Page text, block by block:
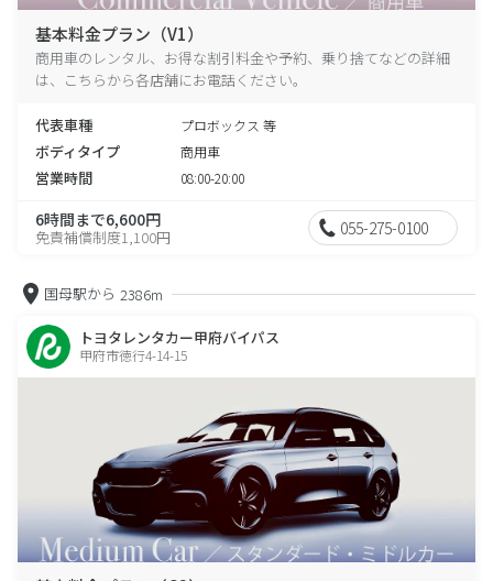
基本料金プラン（V1）
商用車のレンタル、お得な割引料金や予約、乗り捨てなどの詳細
は、こちらから各店舗にお電話ください。
代表車種 プロボックス 等
ボディタイプ 商用車
営業時間 08:00-20:00
6時間まで6,600円
免責補償制度1,100円 055-275-0100
国母駅から 2386m
トヨタレンタカー甲府バイパス
甲府市徳行4-14-15